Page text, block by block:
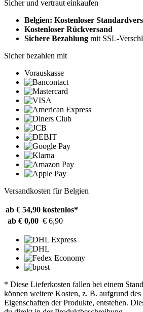
Sicher und vertraut einkaufen
Belgien: Kostenloser
Kostenloser Rückversand
Sichere Bezahlung mit SSL-
Sicher bezahlen mit
Vorauskasse
Versandkosten für Belgien
ab € 54,90 kostenlos*
ab € 0,00 € 6,90
* Diese Lieferkosten fallen bei einem
können weitere Kosten, z. B. aufgrund
Eigenschaften der Produkte, entstehen.